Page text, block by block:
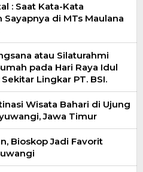
: Saat Kata-Kata
di MTs Maulana
atau Silaturahmi
pada Hari Raya Idul
Lingkar PT. BSI.
Wisata Bahari di Ujung
Jawa Timur
Bioskop Jadi Favorit